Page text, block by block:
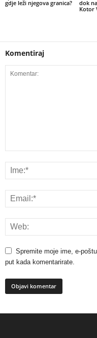
gdje leži njegova granica?
dok
Kotor
Komentiraj
Spremite moje ime, e-
put kada komentarirate.